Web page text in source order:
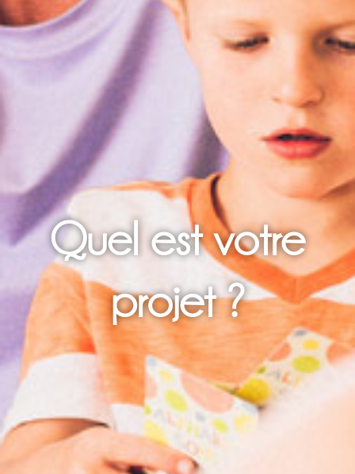
Quel est votre
projet ?